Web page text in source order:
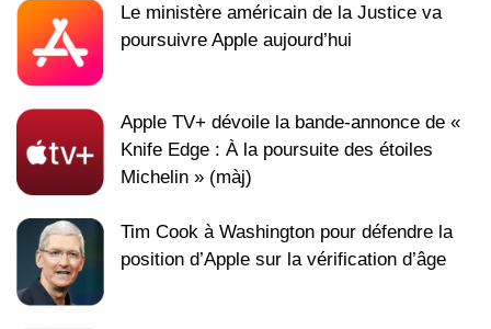
Le ministère américain de la Justice va
poursuivre Apple aujourd’hui
Apple TV+ dévoile la bande-annonce de «
Knife Edge : À la poursuite des étoiles
Michelin » (màj)
Tim Cook à Washington pour défendre la
position d’Apple sur la vérification d’âge